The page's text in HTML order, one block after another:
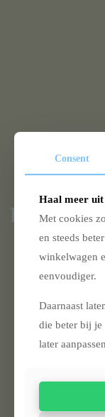
Consent
Haal meer uit
Met cookies
en steeds
winkelwagen
eenvoudiger.
Daarnaast
die beter bij je
later